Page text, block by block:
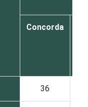
Concorda
36